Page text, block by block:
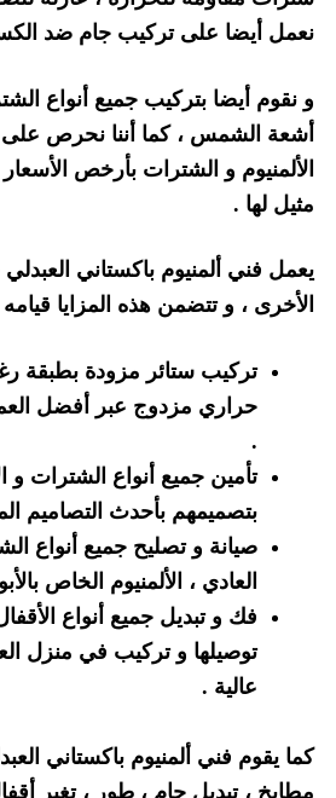
نعمل أيضا على تركيب جام ضد
و نقوم أيضا بتركيب جميع أنواع
أشعة الشمس ، كما أننا نحرص
الألمنيوم و الشترات بأرخص
مثيل لها .
يعمل فني ألمنيوم باكستاني العبدلي
الأخرى ، و تتضمن هذه المزايا
تركيب ستائر مزودة بطبقة
حراري مزدوج عبر أفضل
.
تأمين جميع أنواع الشترات و
بتصميمهم بأحدث التصاميم
صيانة و تصليح جميع أنواع
العادي ، الألمنيوم الخاص
فك و تبديل جميع أنواع
توصيلها و تركيب في منزل
عالية .
كما يقوم فني ألمنيوم باكستاني
مطابخ ، تبديل جام ، طور ، تغير